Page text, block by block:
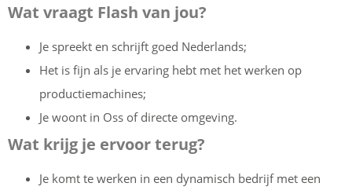
Wat vraagt Flash van jou?
Je spreekt en schrijft goed Nederlands;
Het is fijn als je ervaring hebt met het werken op
productiemachines;
Je woont in Oss of directe omgeving.
Wat krijg je ervoor terug?
Je komt te werken in een dynamisch bedrijf met een